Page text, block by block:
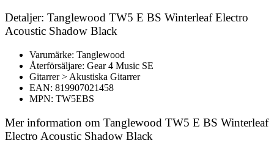
Detaljer: Tanglewood TW5 E BS Winterleaf Electro
Acoustic Shadow Black
Varumärke: Tanglewood
Återförsäljare: Gear 4 Music SE
Gitarrer > Akustiska Gitarrer
EAN: 819907021458
MPN: TW5EBS
Mer information om Tanglewood TW5 E BS Winterleaf
Electro Acoustic Shadow Black